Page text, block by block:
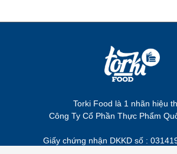
Torki Food là 1 nhãn hiệu
Công Ty Cổ Phần Thực Phẩm
Giấy chứng nhận DKKD số :